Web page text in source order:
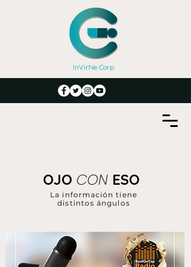
InVirNe Corp
La información tiene
distintos ángulos
OJO CON ESO